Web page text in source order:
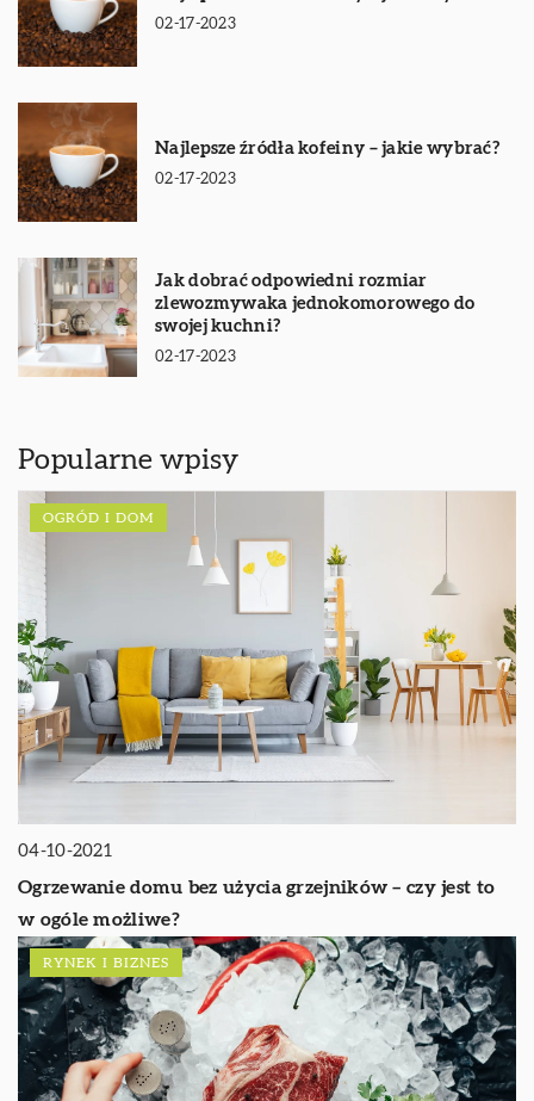
02-17-2023
Najlepsze źródła kofeiny – jakie wybrać?
02-17-2023
Jak dobrać odpowiedni rozmiar
zlewozmywaka jednokomorowego do
swojej kuchni?
02-17-2023
Popularne wpisy
OGRÓD I DOM
04-10-2021
Ogrzewanie domu bez użycia grzejników – czy jest to
w ogóle możliwe?
RYNEK I BIZNES